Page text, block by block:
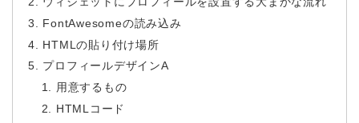
FontAwesomeの読み込み
HTMLの貼り付け場所
プロフィールデザインA
用意するもの
HTMLコード